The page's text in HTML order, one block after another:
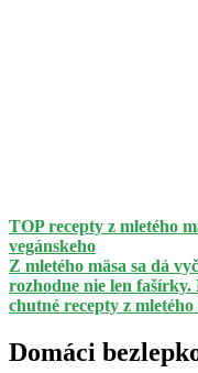
TOP recepty z mletého
vegánskeho
Z mletého mäsa sa dá
rozhodne nie len
chutné recepty z mletého
Domáci